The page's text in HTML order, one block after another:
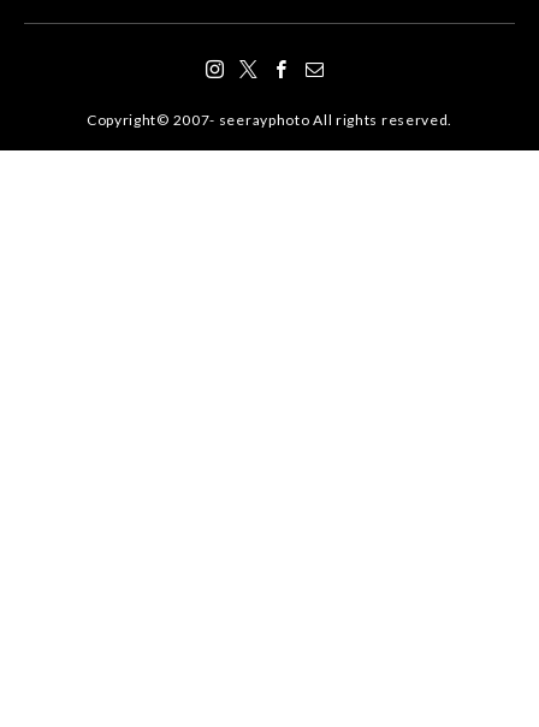
Copyright© 2007- seerayphoto All rights reserved.